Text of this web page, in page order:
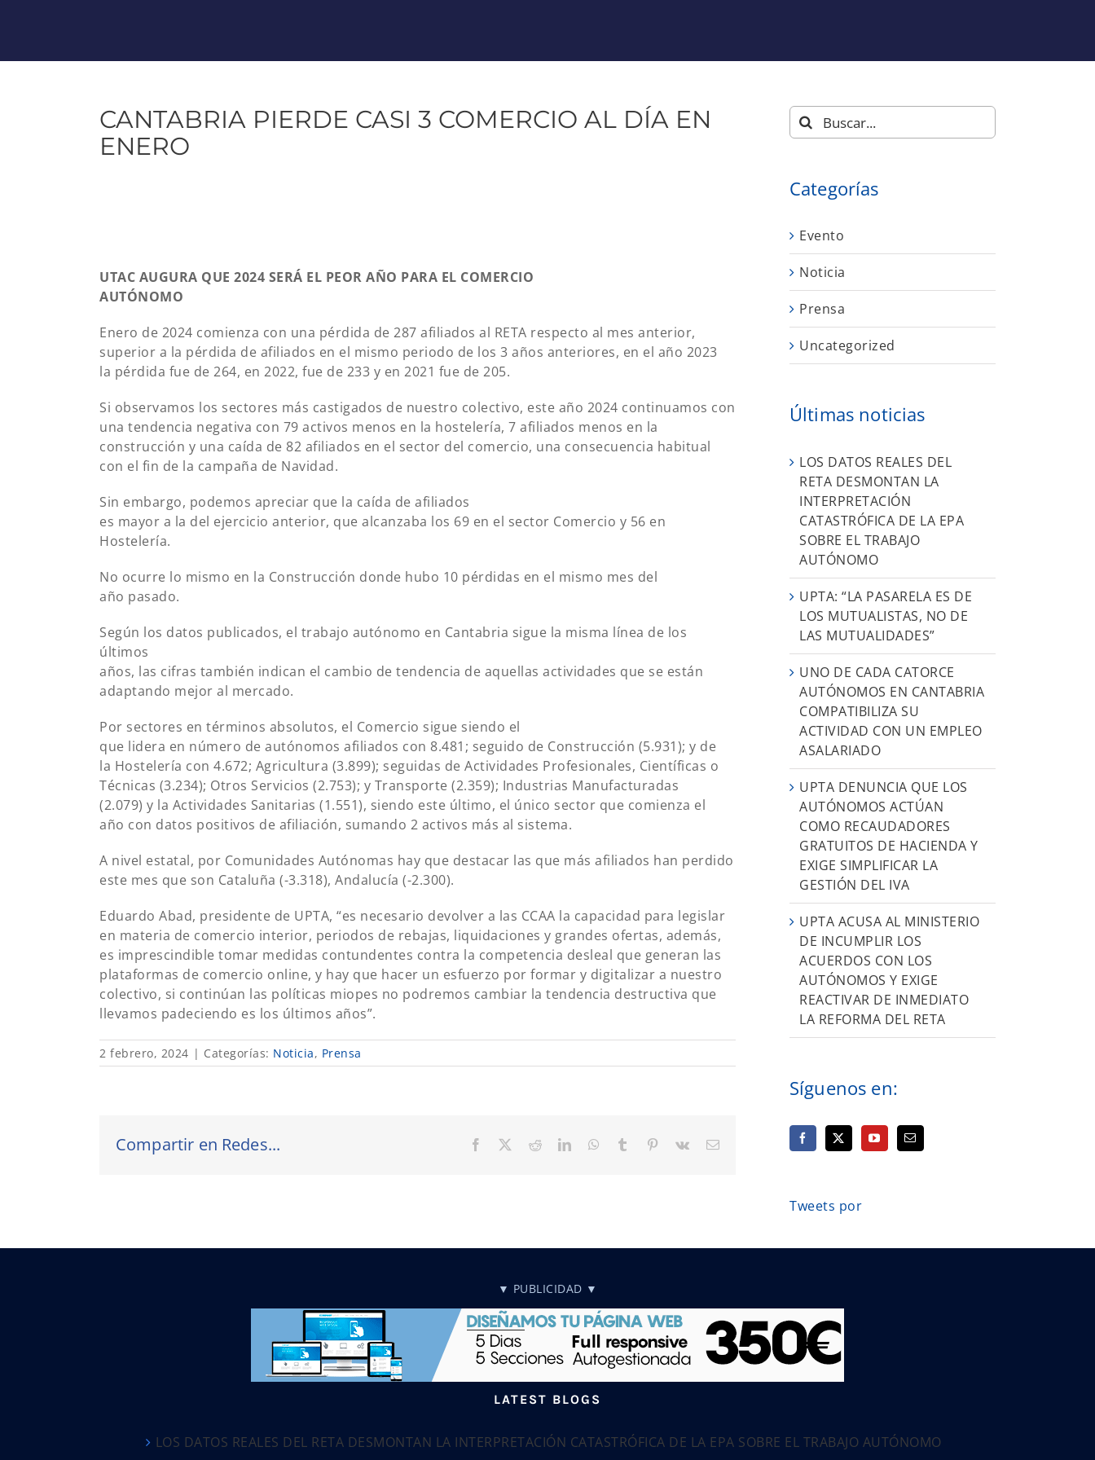
CANTABRIA PIERDE CASI 3 COMERCIO AL DÍA EN
ENERO
UTAC AUGURA QUE 2024 SERÁ EL PEOR AÑO PARA EL COMERCIO
AUTÓNOMO
Enero de 2024 comienza con una pérdida de 287 afiliados al RETA respecto al mes anterior,
superior a la pérdida de afiliados en el mismo periodo de los 3 años anteriores, en el año 2023
la pérdida fue de 264, en 2022, fue de 233 y en 2021 fue de 205.
Si observamos los sectores más castigados de nuestro colectivo, este año 2024 continuamos con
una tendencia negativa con 79 activos menos en la hostelería, 7 afiliados menos en la
construcción y una caída de 82 afiliados en el sector del comercio, una consecuencia habitual
con el fin de la campaña de Navidad.
Sin embargo, podemos apreciar que la caída de afiliados
es mayor a la del ejercicio anterior, que alcanzaba los 69 en el sector Comercio y 56 en
Hostelería.
No ocurre lo mismo en la Construcción donde hubo 10 pérdidas en el mismo mes del
año pasado.
Según los datos publicados, el trabajo autónomo en Cantabria sigue la misma línea de los
últimos
años, las cifras también indican el cambio de tendencia de aquellas actividades que se están
adaptando mejor al mercado.
Por sectores en términos absolutos, el Comercio sigue siendo el
que lidera en número de autónomos afiliados con 8.481; seguido de Construcción (5.931); y de
la Hostelería con 4.672; Agricultura (3.899); seguidas de Actividades Profesionales, Científicas o
Técnicas (3.234); Otros Servicios (2.753); y Transporte (2.359); Industrias Manufacturadas
(2.079) y la Actividades Sanitarias (1.551), siendo este último, el único sector que comienza el
año con datos positivos de afiliación, sumando 2 activos más al sistema.
A nivel estatal, por Comunidades Autónomas hay que destacar las que más afiliados han perdido
este mes que son Cataluña (-3.318), Andalucía (-2.300).
Eduardo Abad, presidente de UPTA, “es necesario devolver a las CCAA la capacidad para legislar
en materia de comercio interior, periodos de rebajas, liquidaciones y grandes ofertas, además,
es imprescindible tomar medidas contundentes contra la competencia desleal que generan las
plataformas de comercio online, y hay que hacer un esfuerzo por formar y digitalizar a nuestro
colectivo, si continúan las políticas miopes no podremos cambiar la tendencia destructiva que
llevamos padeciendo es los últimos años”.
2 febrero, 2024 | Categorías: Noticia, Prensa
Compartir en Redes... Facebook RedditLinkedInWhatsApp
Tumblr Pinterest
Vk
Correo
Buscar:
Categorías
Evento
Noticia
Prensa
Uncategorized
Últimas noticias
LOS DATOS REALES DEL
RETA DESMONTAN LA
INTERPRETACIÓN
CATASTRÓFICA DE LA EPA
SOBRE EL TRABAJO
AUTÓNOMO
UPTA: “LA PASARELA ES DE
LOS MUTUALISTAS, NO DE
LAS MUTUALIDADES”
UNO DE CADA CATORCE
AUTÓNOMOS EN CANTABRIA
COMPATIBILIZA SU
ACTIVIDAD CON UN EMPLEO
ASALARIADO
UPTA DENUNCIA QUE LOS
AUTÓNOMOS ACTÚAN
COMO RECAUDADORES
GRATUITOS DE HACIENDA Y
EXIGE SIMPLIFICAR LA
GESTIÓN DEL IVA
UPTA ACUSA AL MINISTERIO
DE INCUMPLIR LOS
ACUERDOS CON LOS
AUTÓNOMOS Y EXIGE
REACTIVAR DE INMEDIATO
LA REFORMA DEL RETA
Síguenos en:
Tweets por
▼ PUBLICIDAD ▼
LATEST BLOGS
LOS DATOS REALES DEL RETA DESMONTAN LA INTERPRETACIÓN CATASTRÓFICA DE LA EPA SOBRE EL TRABAJO AUTÓNOMO